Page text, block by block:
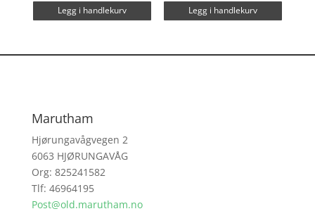
Legg i handlekurv Legg i handlekurv
Marutham
Hjørungavågvegen 2
6063 HJØRUNGAVÅG
Org: 825241582
Tlf: 46964195
Post@old.marutham.no